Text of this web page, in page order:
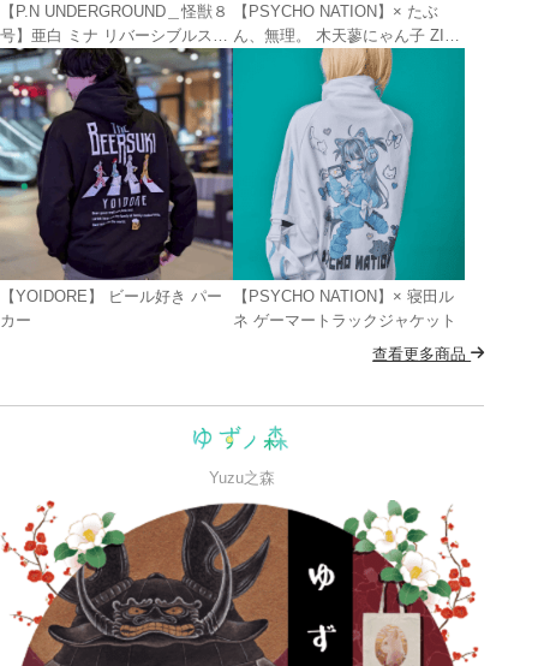
【P.N UNDERGROUND＿怪獣８
号】亜白 ミナ リバーシブルスカ
ジャン
【PSYCHO NATION】× たぶ
ん、無理。 木天蓼にゃん子 ZIP
パーカー
【YOIDORE】 ビール好き パー
カー
【PSYCHO NATION】× 寝田ル
ネ ゲーマートラックジャケット
查看更多商品
Yuzu之森